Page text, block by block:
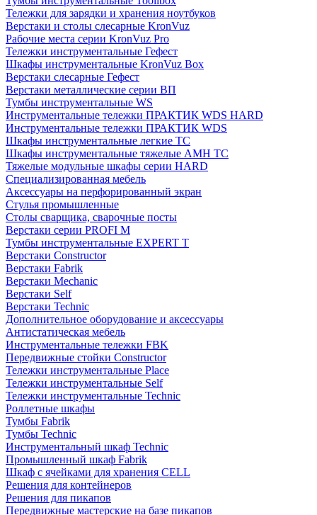
Тележки для зарядки и хранения ноутбуков
Верстаки и столы слесарные KronVuz
Рабочие места серии KronVuz Pro
Тележки инструментальные Гефест
Шкафы инструментальные KronVuz Box
Верстаки слесарные Гефест
Верстаки металлические серии ВП
Тумбы инструментальные WS
Инструментальные тележки ПРАКТИК WDS HARD
Инструментальные тележки ПРАКТИК WDS
Шкафы инструментальные легкие ТС
Шкафы инструментальные тяжелые AMH TC
Тяжелые модульные шкафы серии HARD
Cпециализированная мебель
Аксессуары на перфорированный экран
Стулья промышленные
Столы сварщика, сварочные посты
Верстаки серии PROFI M
Тумбы инструментальные EXPERT T
Верстаки Constructor
Верстаки Fabrik
Верстаки Mechanic
Верстаки Self
Верстаки Technic
Дополнительное оборудование и аксессуары
Антистатическая мебель
Инструментальные тележки FBK
Передвижные стойки Constructor
Тележки инструментальные Place
Тележки инструментальные Self
Тележки инструментальные Technic
Роллетные шкафы
Тумбы Fabrik
Тумбы Technic
Инструментальный шкаф Technic
Промышленный шкаф Fabrik
Шкаф с ячейками для хранения CELL
Решения для контейнеров
Решения для пикапов
Передвижные мастерские на базе пикапов